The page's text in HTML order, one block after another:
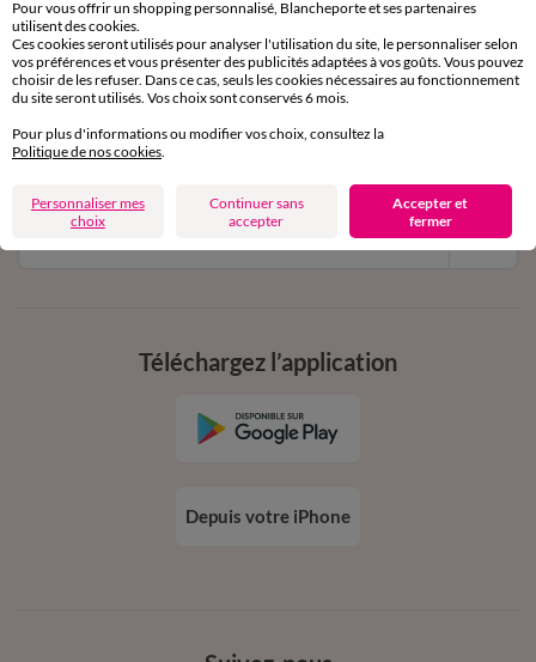
11€ Offerts
Téléchargez l’application
Depuis votre iPhone
Pour vous offrir un shopping personnalisé, Blancheporte et ses partenaires
utilisent des cookies.
Ces cookies seront utilisés pour analyser l'utilisation du site, le personnaliser selon
vos préférences et vous présenter des publicités adaptées à vos goûts. Vous pouvez
choisir de les refuser. Dans ce cas, seuls les cookies nécessaires au fonctionnement
du site seront utilisés. Vos choix sont conservés 6 mois.
Pour plus d'informations ou modifier vos choix, consultez la
Politique de nos cookies.
Personnaliser mes
choix
Continuer sans
accepter
Accepter et
fermer